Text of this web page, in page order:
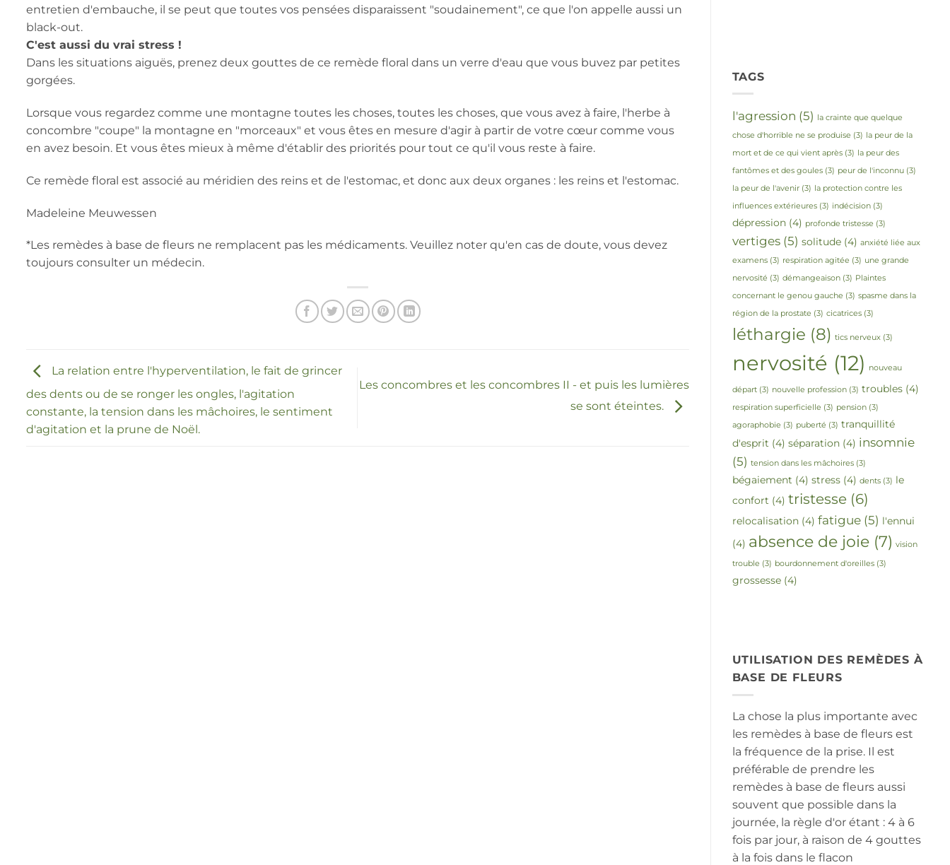
entretien d'embauche, il se peut que toutes vos pensées disparaissent "soudainement", ce que l'on appelle aussi un
black-out.
C'est aussi du vrai stress !
Dans les situations aiguës, prenez deux gouttes de ce remède floral dans un verre d'eau que vous buvez par petites
gorgées.
Lorsque vous regardez comme une montagne toutes les choses, toutes les choses, que vous avez à faire, l'herbe à
concombre "coupe" la montagne en "morceaux" et vous êtes en mesure d'agir à partir de votre cœur comme vous
en avez besoin. Et vous êtes mieux à même d'établir des priorités pour tout ce qu'il vous reste à faire.
Ce remède floral est associé au méridien des reins et de l'estomac, et donc aux deux organes : les reins et l'estomac.
Madeleine Meuwessen
*Les remèdes à base de fleurs ne remplacent pas les médicaments. Veuillez noter qu'en cas de doute, vous devez
toujours consulter un médecin.
La relation entre l'hyperventilation, le fait de grincer
des dents ou de se ronger les ongles, l'agitation
constante, la tension dans les mâchoires, le sentiment
d'agitation et la prune de Noël.
Les concombres et les concombres II - et puis les lumières
se sont éteintes.
TAGS
l'agression (5)
la crainte que quelque
chose d'horrible ne se produise (3)
la peur de la
mort et de ce qui vient après(3)
la peur des
fantômes et des goules(3) peur de l'inconnu(3)
la peur de l'avenir(3)
la protection contre les
influences extérieures(3) indécision(3)
dépression(4) profonde tristesse (3)
vertiges(5) solitude(4) anxiété liée aux
examens(3) respiration agitée (3) une grande
nervosité (3) démangeaison(3) Plaintes
concernant le genou gauche (3) spasme dans la
région de la prostate (3) cicatrices(3)
léthargie (8) tics nerveux(3)
nervosité (12) nouveau
départ(3) nouvelle profession(3) troubles(4)
respiration superficielle (3) pension(3)
agoraphobie (3) puberté (3) tranquillité
d'esprit (4) séparation(4) insomnie
(5) tension dans les mâchoires(3)
bégaiement (4) stress(4) dents(3) le
confort (4) tristesse(6)
relocalisation(4) fatigue(5) l'ennui
(4) absence de joie(7) vision
trouble (3) bourdonnement d'oreilles(3)
grossesse(4)
UTILISATION DES REMÈDES À
BASE DE FLEURS
La chose la plus importante avec
les remèdes à base de fleurs est
la fréquence de la prise. Il est
préférable de prendre les
remèdes à base de fleurs aussi
souvent que possible dans la
journée, la règle d'or étant : 4 à 6
fois par jour, à raison de 4 gouttes
à la fois dans le flacon